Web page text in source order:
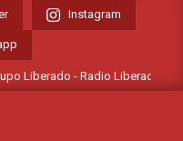
Instagram
Liberado - Radio Liberada FM